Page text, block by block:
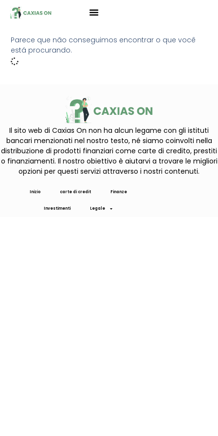
Parece que não conseguimos encontrar o que você
está procurando.
Il sito web di Caxias On non ha alcun legame con gli istituti
bancari menzionati nel nostro testo, né siamo coinvolti nella
distribuzione di prodotti finanziari come carte di credito, prestiti
o finanziamenti. Il nostro obiettivo è aiutarvi a trovare le migliori
opzioni per questi servizi attraverso i nostri contenuti.
Inizio carte di credit Finanze
Investimenti Legale